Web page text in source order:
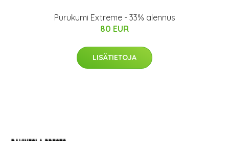
Purukumi Extreme - 33% alennus
80 EUR
LISÄTIETOJA